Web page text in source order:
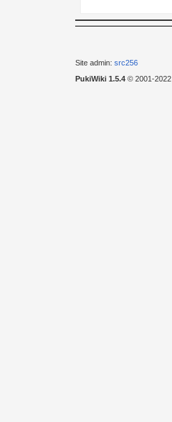
Site admin: src256
PukiWiki 1.5.4© 2001-2022